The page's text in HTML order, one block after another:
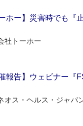
ーホー】災害時でも
社トーホー
催報告】ウェビナー『
オス・ヘルス・ジャパ